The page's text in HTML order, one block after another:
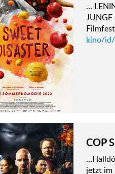
…
JUNGE
kino/
COP
jetzt im